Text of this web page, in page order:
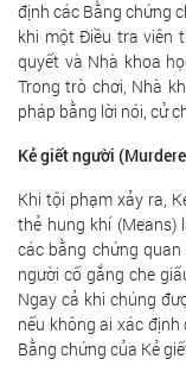
định các Bằng chứng
khi một Điều tra viên
quyết và Nhà khoa
Trong trò chơi, Nhà
pháp bằng lời nói, cử
Kẻ giết người
Khi tội phạm xảy ra,
thẻ hung khí (Means)
các bằng chứng
người cố gắng che
Ngay cả khi chúng
nếu không ai xác
Bằng chứng của Kẻ